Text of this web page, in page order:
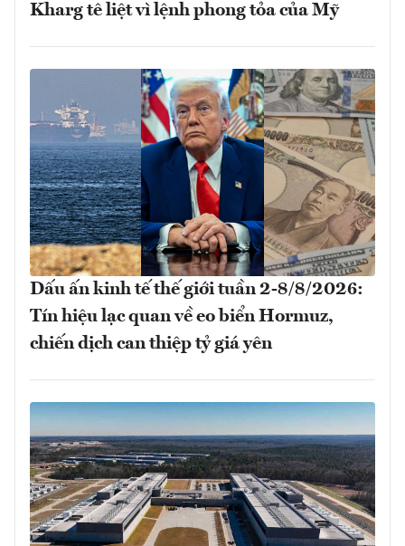
Kharg tê liệt vì lệnh phong tỏa của Mỹ
Dấu ấn kinh tế thế giới tuần 2-8/8/2026:
Tín hiệu lạc quan về eo biển Hormuz,
chiến dịch can thiệp tỷ giá yên